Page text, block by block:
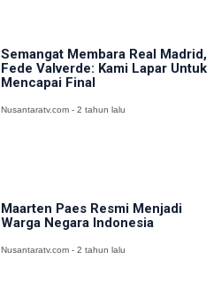
Semangat Membara Real Madrid,
Fede Valverde: Kami Lapar Untuk
Mencapai Final
Nusantaratv.com - 2 tahun lalu
Maarten Paes Resmi Menjadi
Warga Negara Indonesia
Nusantaratv.com - 2 tahun lalu